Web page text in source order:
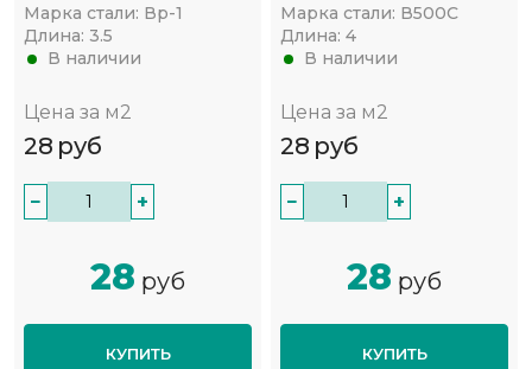
Марка стали: Вр-1
Длина: 3.5
В наличии
Цена за м2
28 руб
− +
28 руб
КУПИТЬ
Марка стали: В500С
Длина: 4
В наличии
Цена за м2
28 руб
− +
28 руб
КУПИТЬ